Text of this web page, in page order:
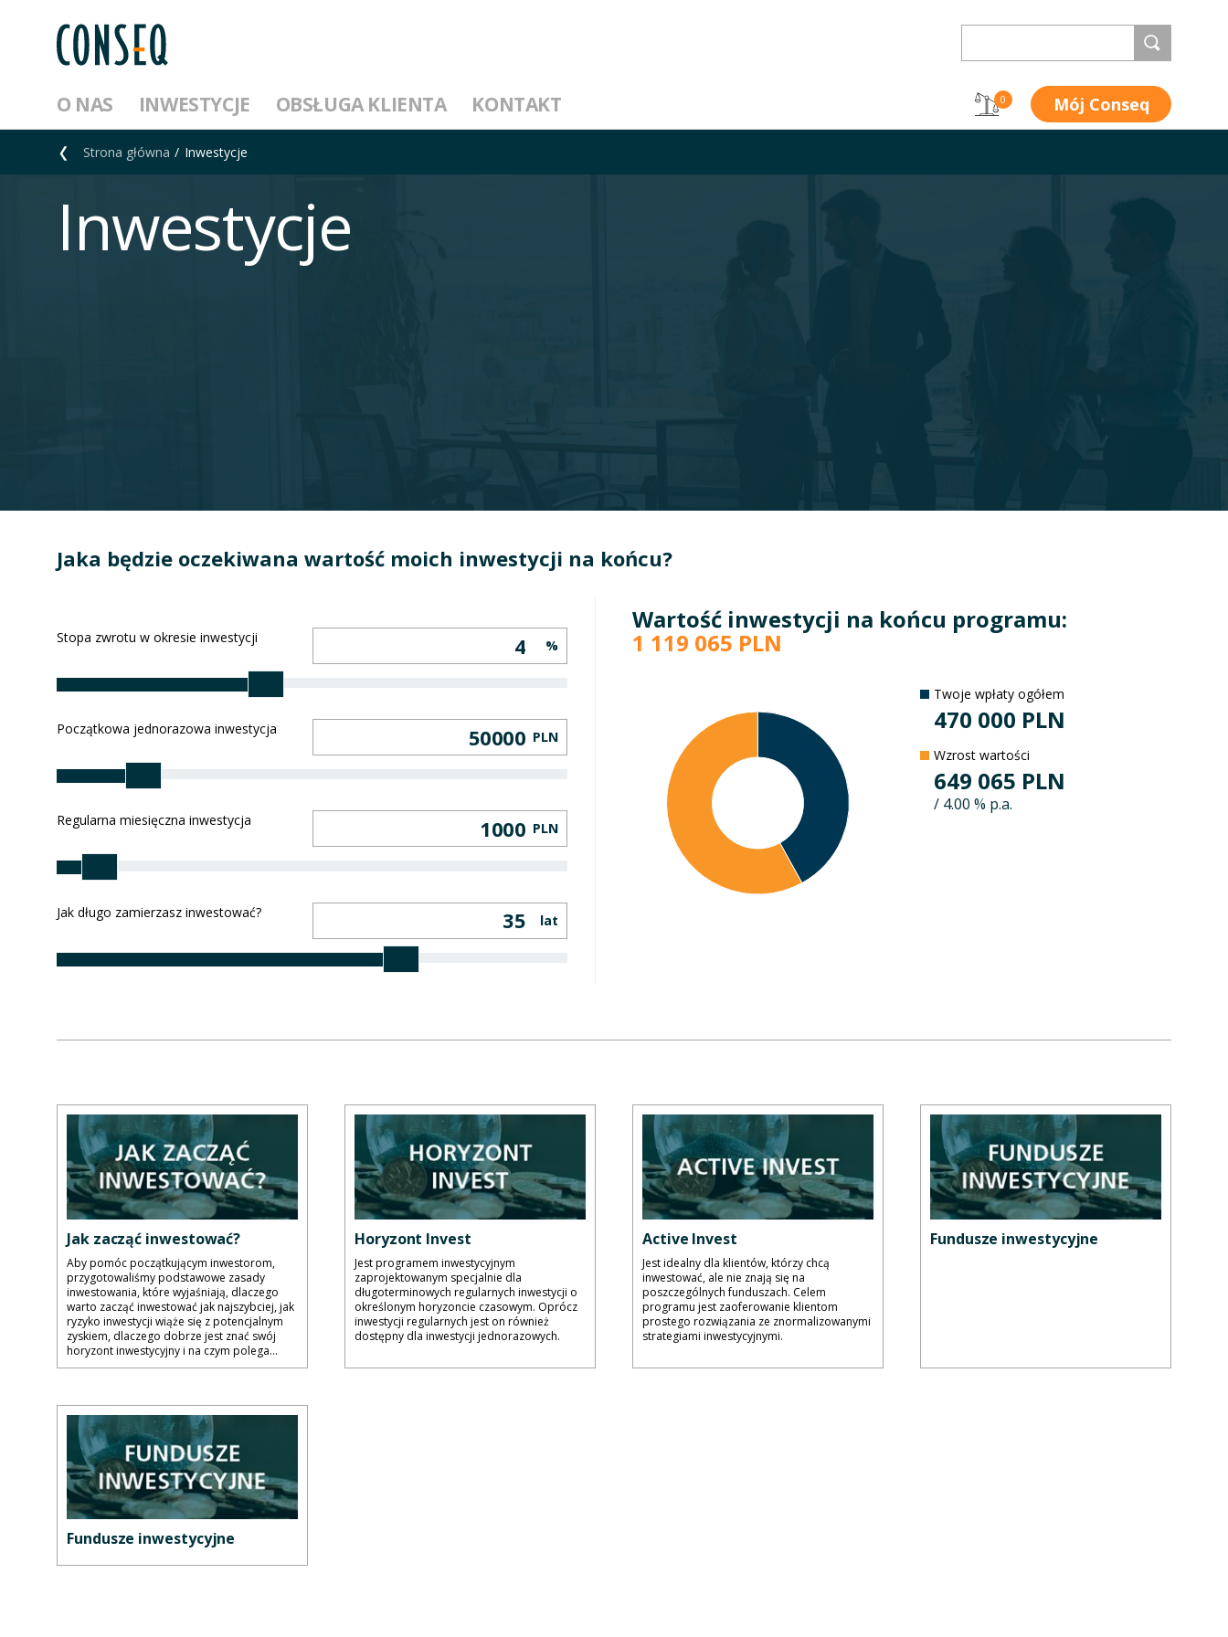
O NAS INWESTYCJE OBSŁUGA KLIENTA KONTAKT 0 Mój Conseq
Strona główna Inwestycje
Inwestycje
Jaka będzie oczekiwana wartość moich inwestycji na końcu?
Stopa zwrotu w okresie inwestycji %
Początkowa jednorazowa inwestycja PLN
Regularna miesięczna inwestycja PLN
Jak długo zamierzasz inwestować? lat
Wartość inwestycji na końcu programu:
1 119 065 PLN
Twoje wpłaty ogółem
470 000 PLN
Wzrost wartości
649 065 PLN
/ 4.00 % p.a.
Jak zacząć inwestować?
Aby pomóc początkującym inwestorom,
przygotowaliśmy podstawowe zasady
inwestowania, które wyjaśniają, dlaczego
warto zacząć inwestować jak najszybciej, jak
ryzyko inwestycji wiąże się z potencjalnym
zyskiem, dlaczego dobrze jest znać swój
horyzont inwestycyjny i na czym polega...
Horyzont Invest
Jest programem inwestycyjnym
zaprojektowanym specjalnie dla
długoterminowych regularnych inwestycji o
określonym horyzoncie czasowym. Oprócz
inwestycji regularnych jest on również
dostępny dla inwestycji jednorazowych.
Active Invest
Jest idealny dla klientów, którzy chcą
inwestować, ale nie znają się na
poszczególnych funduszach. Celem
programu jest zaoferowanie klientom
prostego rozwiązania ze znormalizowanymi
strategiami inwestycyjnymi.
Fundusze inwestycyjne
Fundusze inwestycyjne